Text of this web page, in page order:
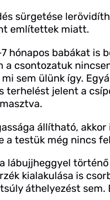
sürgetése
említettek miatt.
hónapos babákat is
a csontozatuk
sem ülünk így.
terhelést jelent a
állítható,
a testük még nincs
lábujjheggyel
kialakulása is
áthelyezést